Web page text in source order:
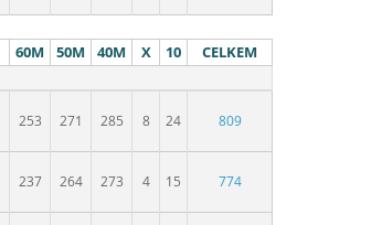
60M 50M 40M X 10 CELKEM
253 271 285 8 24 809
237 264 273 4 15 774